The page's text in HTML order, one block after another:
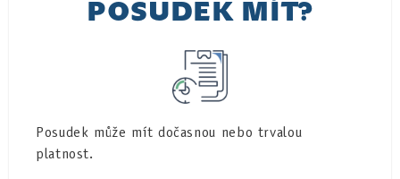
POSUDEK MÍT?
Posudek může mít dočasnou nebo trvalou
platnost.